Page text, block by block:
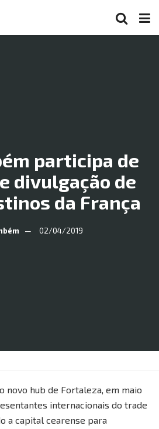
participa de
divulgação de
da França
02/04/2019
novo hub de Fortaleza, em maio
internacionais do trade
a capital cearense para